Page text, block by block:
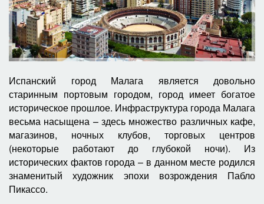
Испанский город Малага является довольно
старинным портовым городом, город имеет богатое
историческое прошлое. Инфраструктура города Малага
весьма насыщена – здесь множество различных кафе,
магазинов, ночных клубов, торговых центров
(некоторые работают до глубокой ночи). Из
исторических фактов города – в данном месте родился
знаменитый художник эпохи возрождения Пабло
Пикассо.